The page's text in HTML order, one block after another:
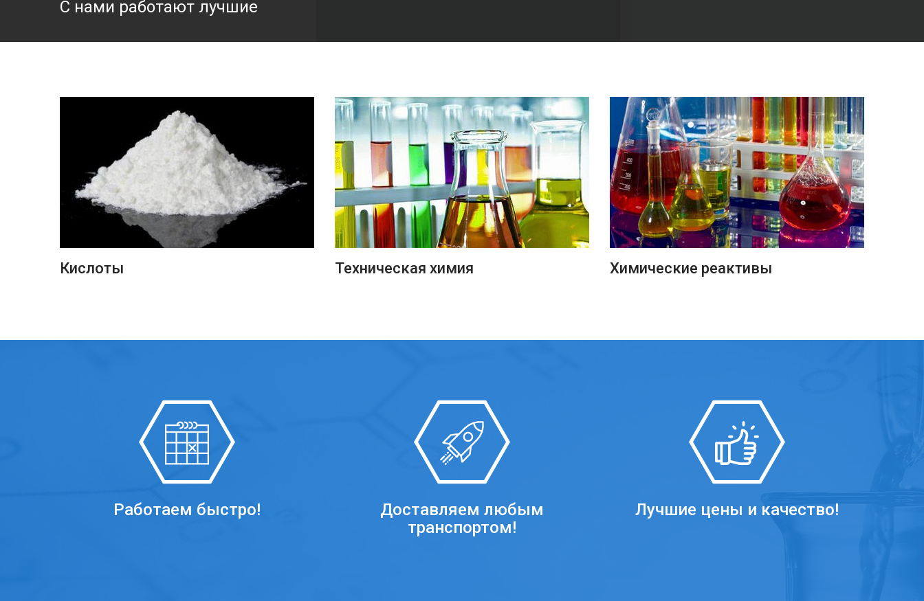
С нами работают лучшие
ПОДРОБНЕЕ
Кислоты
ПОДРОБНЕЕ
Техническая химия
ПОДРОБНЕЕ
Химические реактивы
Работаем быстро!
Доставляем любым
транспортом!
Лучшие цены и качество!